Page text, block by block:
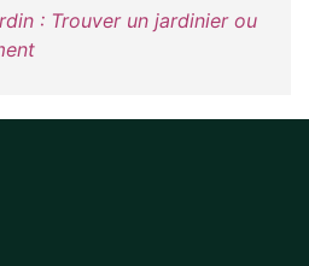
: Trouver un jardinier ou